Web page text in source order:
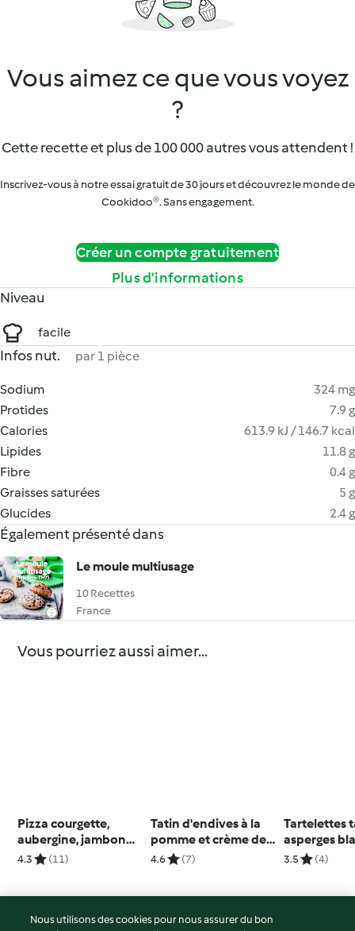
Vous aimez ce que vous voyez
?
Cette recette et plus de 100 000 autres vous attendent !
Inscrivez-vous à notre essai gratuit de 30 jours et découvrez le monde de
Cookidoo®. Sans engagement.
Créer un compte gratuitement
Plus d’informations
Niveau
facile
Infos nut. par 1 pièce
Sodium
324 mg
Protides
7.9 g
Calories
613.9 kJ / 146.7 kcal
Lipides
11.8 g
Fibre
0.4 g
Graisses saturées
5 g
Glucides
2.4 g
Également présenté dans
Le moule multiusage
10 Recettes
France
Vous pourriez aussi aimer...
Pizza courgette,
aubergine, jambon
cru et parmesan
4.3 (11)
Tatin d'endives à la
pomme et crème de
comté
4.6 (7)
Tartelettes
asperges
gorgonzola
3.5 (4)
Nous utilisons des cookies pour nous assurer du bon